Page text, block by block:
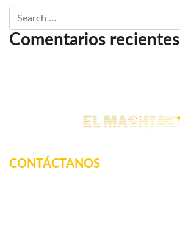
Search
Comentarios recientes
CONTÁCTANOS